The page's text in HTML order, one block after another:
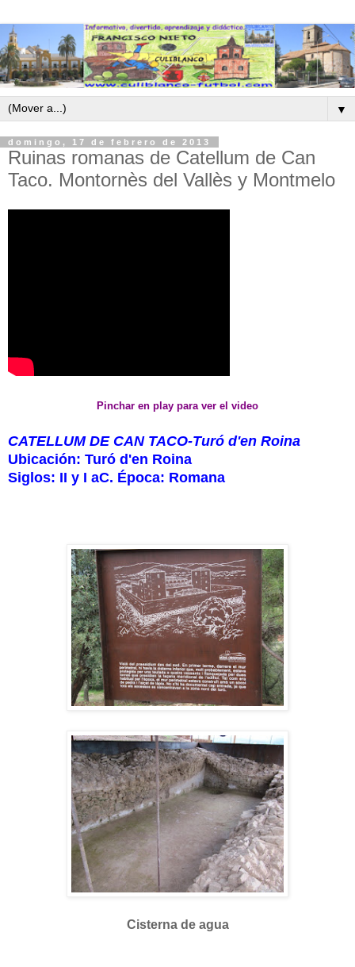
▼
domingo, 17 de febrero de 2013
Ruinas romanas de Catellum de Can
Taco. Montornès del Vallès y Montmelo
Pinchar en play para ver el video
CATELLUM DE CAN TACO-Turó d'en Roina
Ubicación: Turó d'en Roina
Siglos: II y I aC. Época: Romana
Cisterna de agua